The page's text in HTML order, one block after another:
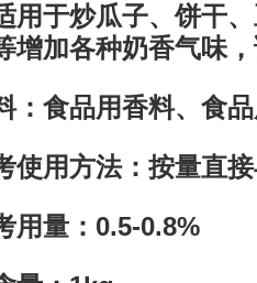
用于炒瓜子、饼干
增加各种奶香气味
：食品用香料、食
使用方法：按量直
用量：0.5-0.8%